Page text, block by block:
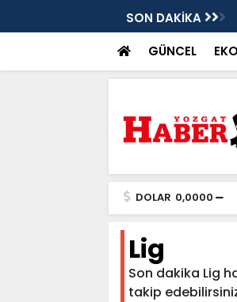
SON DAKİKA
yerinde incelendi
GÜNCEL
DOLAR 0,0000
Lig
Son dakika Lig
takip